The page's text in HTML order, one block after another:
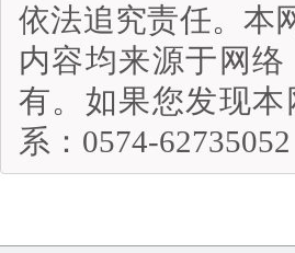
依法追究责任。本
内容均来源于网
有。如果您发现
系：0574-